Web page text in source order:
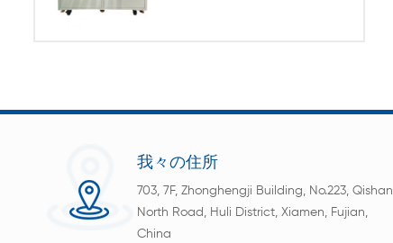
我々の住所
703, 7F, Zhonghengji Building, No.223, Qishan
North Road, Huli District, Xiamen, Fujian,
China